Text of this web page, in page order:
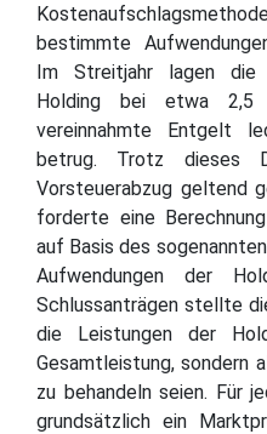
bestimmte
Im Streitjahr lagen die
Holding bei etwa 2,5
vereinnahmte Entgelt
betrug. Trotz dieses
Vorsteuerabzug geltend
forderte eine
auf Basis des
Aufwendungen der
Schlussanträgen stellte
die Leistungen der
Gesamtleistung, sondern
zu behandeln seien. Für
grundsätzlich ein